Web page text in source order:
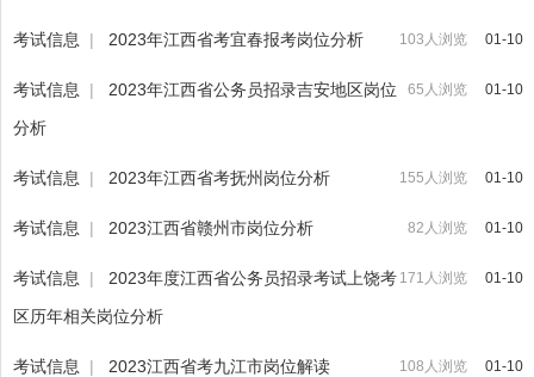
01-10
103人浏览
考试信息 | 2023年江西省考宜春报考岗位分析
01-10
65人浏览
考试信息 |
2023年江西省公务员招录吉安地区岗位
分析
01-10
155人浏览
考试信息 | 2023年江西省考抚州岗位分析
01-10
82人浏览
考试信息 | 2023江西省赣州市岗位分析
01-10
171人浏览
考试信息 |
2023年度江西省公务员招录考试上饶考
区历年相关岗位分析
01-10
108人浏览
考试信息 | 2023江西省考九江市岗位解读